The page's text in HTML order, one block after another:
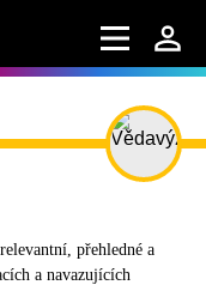
přehledné a
a navazujících